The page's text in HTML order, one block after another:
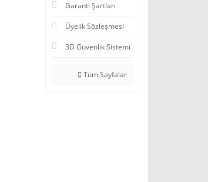
Garanti Şartları
Üyelik Sözleşmesi
3D Güvenlik Sistemi
Tüm Sayfalar